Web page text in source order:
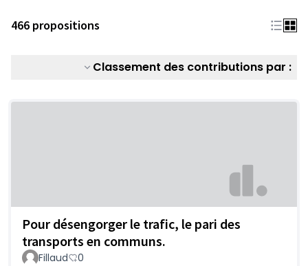
466 propositions
Classement des contributions par :
Pour désengorger le trafic, le pari des
transports en communs.
Fillaud 0